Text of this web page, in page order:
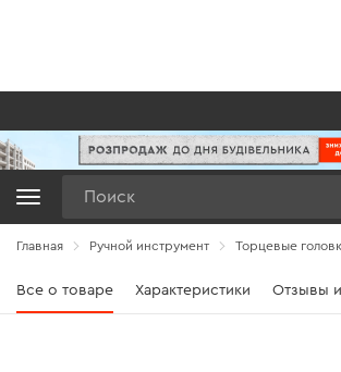
Главная Ручной инструмент Торцевые
Все о товаре Характеристики Отзывы